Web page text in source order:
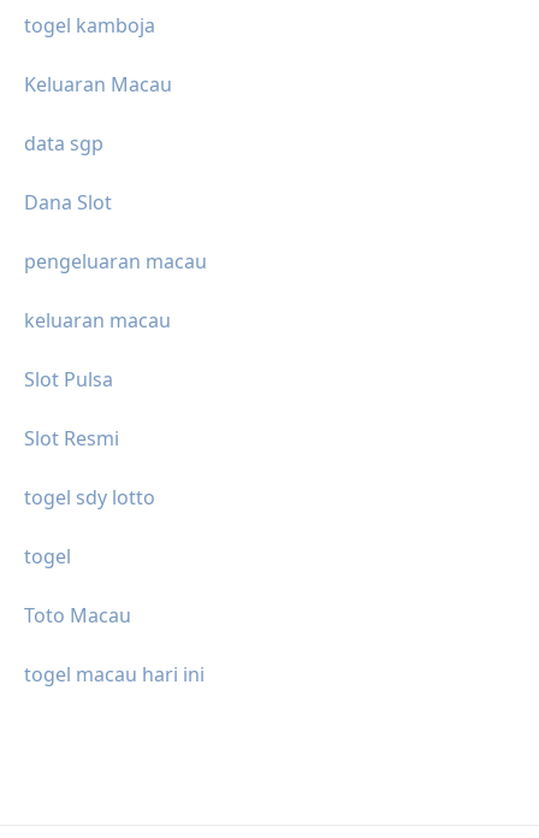
togel kamboja
Keluaran Macau
data sgp
Dana Slot
pengeluaran macau
keluaran macau
Slot Pulsa
Slot Resmi
togel sdy lotto
togel
Toto Macau
togel macau hari ini